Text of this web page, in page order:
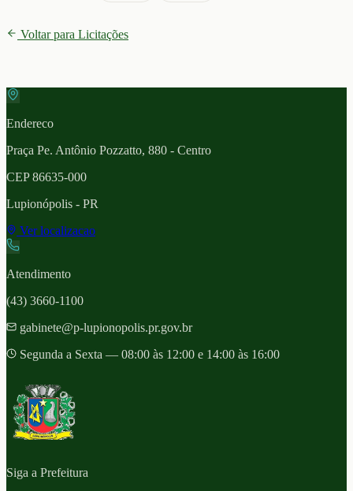
Voltar para Licitações
Endereco
Praça Pe. Antônio Pozzatto, 880 - Centro
CEP86635-000
Lupionópolis - PR
Ver localizacao
Atendimento
(43) 3660-1100
gabinete@p-lupionopolis.pr.gov.br
Segunda a Sexta — 08:00 às 12:00 e 14:00 às 16:00
Siga a Prefeitura